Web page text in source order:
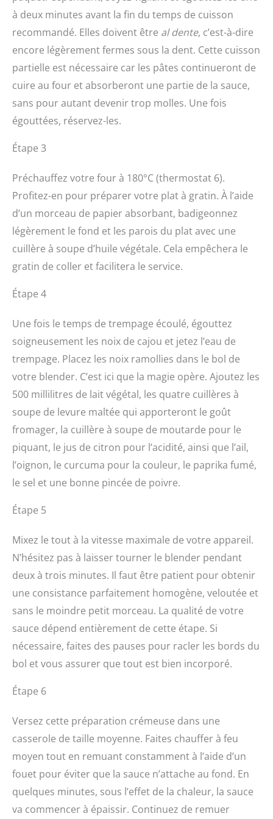
à deux minutes avant la fin du temps de cuisson
recommandé. Elles doivent être al dente, c’est-à-dire
encore légèrement fermes sous la dent. Cette cuisson
partielle est nécessaire car les pâtes continueront de
cuire au four et absorberont une partie de la sauce,
sans pour autant devenir trop molles. Une fois
égouttées, réservez-les.
Étape 3
Préchauffez votre four à 180°C (thermostat 6).
Profitez-en pour préparer votre plat à gratin. À l’aide
d’un morceau de papier absorbant, badigeonnez
légèrement le fond et les parois du plat avec une
cuillère à soupe d’huile végétale. Cela empêchera le
gratin de coller et facilitera le service.
Étape 4
Une fois le temps de trempage écoulé, égouttez
soigneusement les noix de cajou et jetez l’eau de
trempage. Placez les noix ramollies dans le bol de
votre blender. C’est ici que la magie opère. Ajoutez les
500 millilitres de lait végétal, les quatre cuillères à
soupe de levure maltée qui apporteront le goût
fromager, la cuillère à soupe de moutarde pour le
piquant, le jus de citron pour l’acidité, ainsi que l’ail,
l’oignon, le curcuma pour la couleur, le paprika fumé,
le sel et une bonne pincée de poivre.
Étape 5
Mixez le tout à la vitesse maximale de votre appareil.
N’hésitez pas à laisser tourner le blender pendant
deux à trois minutes. Il faut être patient pour obtenir
une consistance parfaitement homogène, veloutée et
sans le moindre petit morceau. La qualité de votre
sauce dépend entièrement de cette étape. Si
nécessaire, faites des pauses pour racler les bords du
bol et vous assurer que tout est bien incorporé.
Étape 6
Versez cette préparation crémeuse dans une
casserole de taille moyenne. Faites chauffer à feu
moyen tout en remuant constamment à l’aide d’un
fouet pour éviter que la sauce n’attache au fond. En
quelques minutes, sous l’effet de la chaleur, la sauce
va commencer à épaissir. Continuez de remuer